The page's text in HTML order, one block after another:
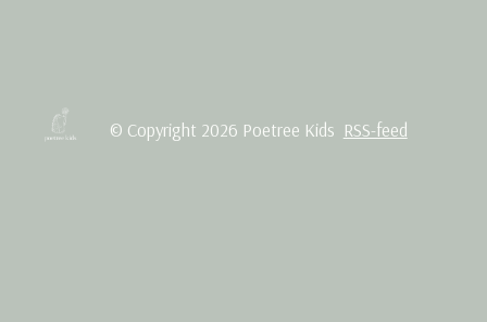
© Copyright 2026 Poetree Kids RSS-feed